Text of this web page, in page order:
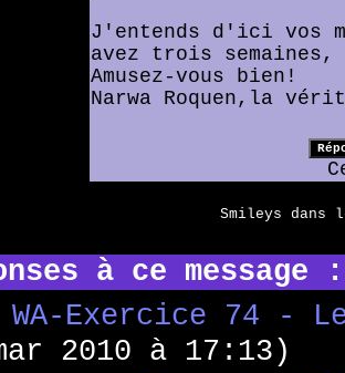
J'entends d'ici vos
avez trois
Amusez-vous bien!
Narwa Roquen,la
Smileys dans
à ce message :
WA-Exercice 74 -
2010 à 17:13)